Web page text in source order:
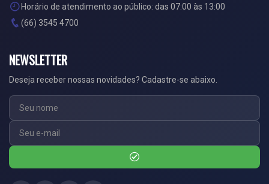
Horário de atendimento ao público: das 07:00 às 13:00
(66) 3545 4700
NEWSLETTER
Deseja receber nossas novidades? Cadastre-se abaixo.